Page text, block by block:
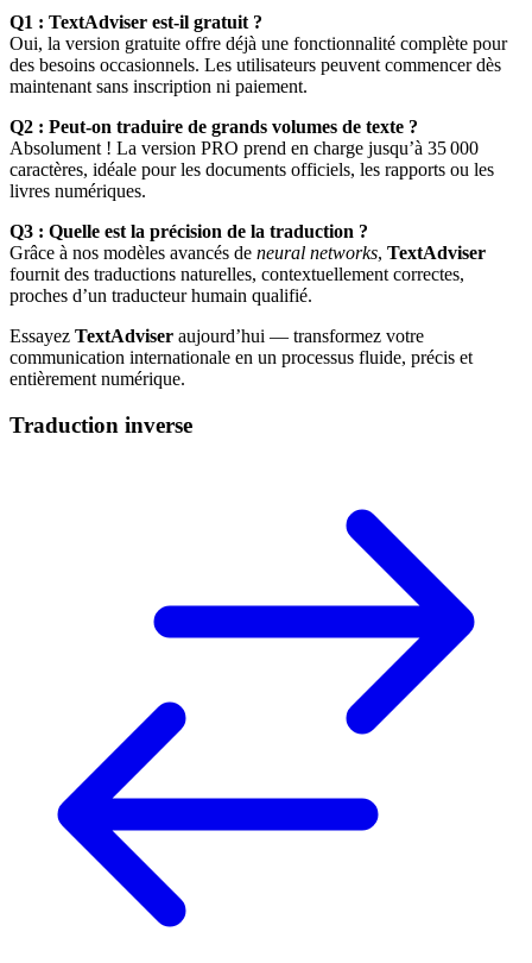
Q1 : TextAdviser est-il gratuit ?
Oui, la version gratuite offre déjà une fonctionnalité complète pour
des besoins occasionnels. Les utilisateurs peuvent commencer dès
maintenant sans inscription ni paiement.
Q2 : Peut-on traduire de grands volumes de texte ?
Absolument ! La version PRO prend en charge jusqu’à 35 000
caractères, idéale pour les documents officiels, les rapports ou les
livres numériques.
Q3 : Quelle est la précision de la traduction ?
Grâce à nos modèles avancés de neural networks, TextAdviser
fournit des traductions naturelles, contextuellement correctes,
proches d’un traducteur humain qualifié.
Essayez TextAdviser aujourd’hui — transformez votre
communication internationale en un processus fluide, précis et
entièrement numérique.
Traduction inverse